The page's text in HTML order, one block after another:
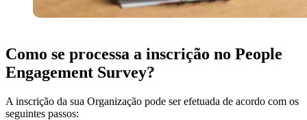
Como se processa a inscrição no People
Engagement Survey?
A inscrição da sua Organização pode ser efetuada de acordo com os
seguintes passos: